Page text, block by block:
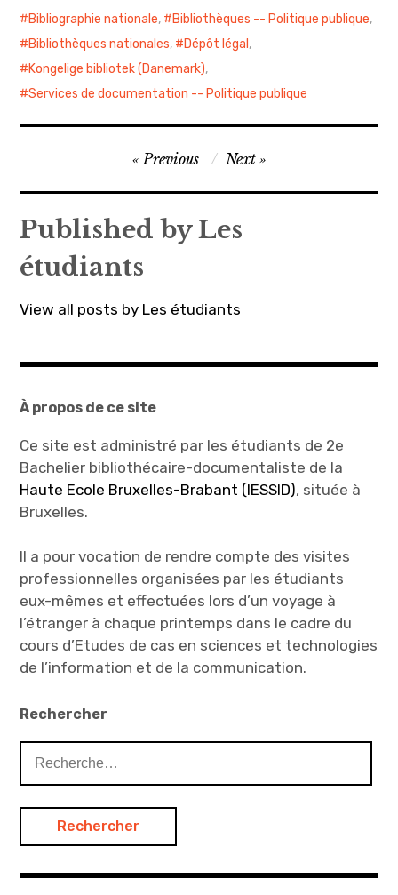
u
e
p
u
r
p
a
t
r
w
i
t
e
r
u
v
n
e
u
v
e
l
l
e
f
e
r
)
u
e
p
u
p
a
t
r
c
e
o
o
o
u
a
u
n
o
u
v
e
l
l
t
e
Bibliographie nationale, Bibliothèques -- Politique publique,
Bibliothèques nationales, Dépôt légal ,
Kongelige bibliotek (Danemark),
Services de documentation -- Politique publique
Navigation
de
l’article
Previous Next
Published byLes
étudiants
View all posts by Les étudiants
À propos de ce site
Ce site est administré par les étudiants de 2e
Bachelier bibliothécaire-documentaliste de la
Haute Ecole Bruxelles-Brabant (IESSID), située à
Bruxelles.
Il a pour vocation de rendre compte des visites
professionnelles organisées par les étudiants
eux-mêmes et effectuées lors d’un voyage à
l’étranger à chaque printemps dans le cadre du
cours d’Etudes de cas en sciences et technologies
de l’information et de la communication.
Rechercher